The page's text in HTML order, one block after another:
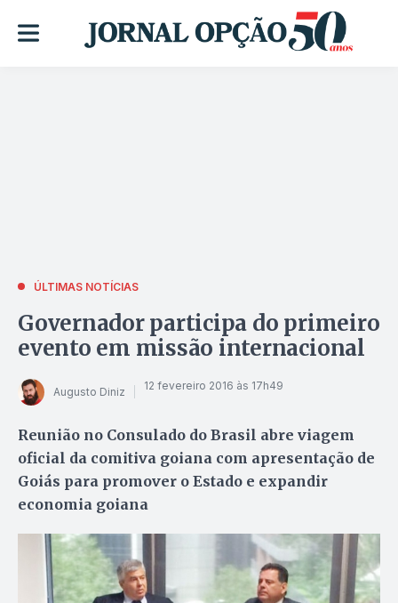
ÚLTIMAS NOTÍCIAS
Governador participa do primeiro
evento em missão internacional
Augusto Diniz 12 fevereiro 2016 às 17h49
Reunião no Consulado do Brasil abre viagem
oficial da comitiva goiana com apresentação de
Goiás para promover o Estado e expandir
economia goiana